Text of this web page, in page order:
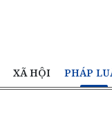
XÃ HỘI PHÁP